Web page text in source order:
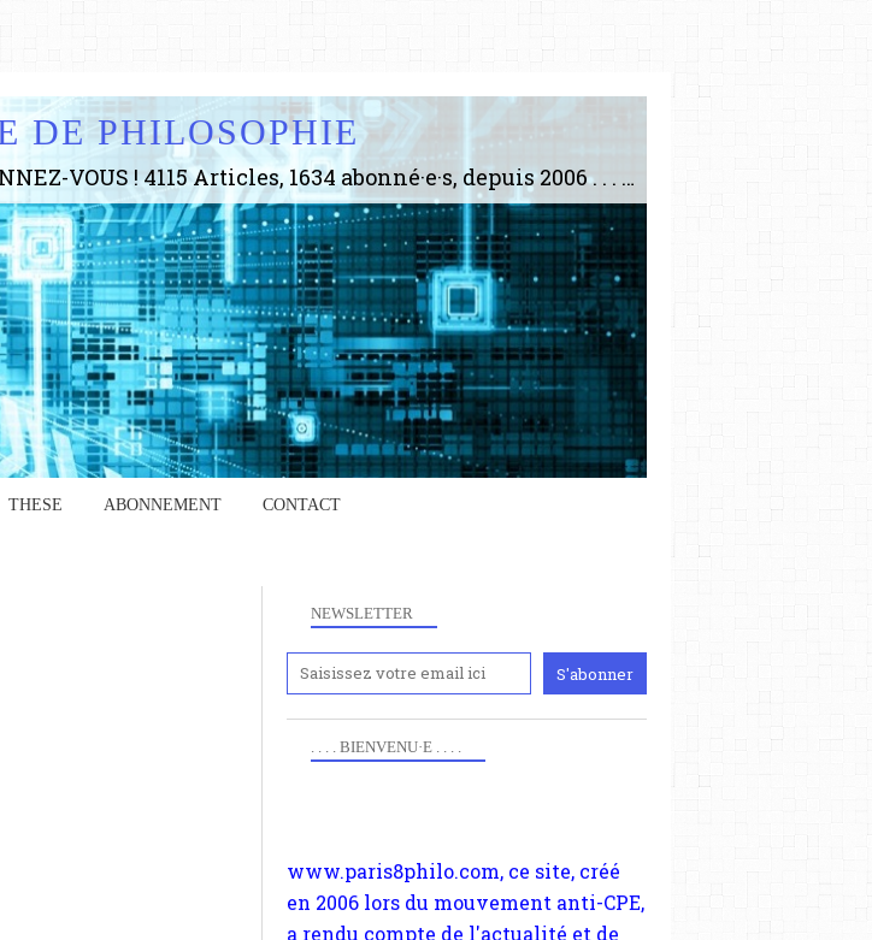
DE PHILOSOPHIE
Le plus gros site de philosophie de France ! ABONNEZ-VOUS ! 4115 Articles, 1634 abonné·e·s, depuis 2006 . . . . . . . . 2 852 214 pages vues jusqu'à présent. Prestance et être apte à un plus grand nombre de choses.
THESE ABONNEMENT CONTACT
NEWSLETTER
. . . . BIENVENU·E . . . .
www.paris8philo.com, ce site, créé
en 2006 lors du mouvement anti-CPE,
s'occupe plus largement de rendre
compte d'une transformation dans
les paradigmes philosophiques